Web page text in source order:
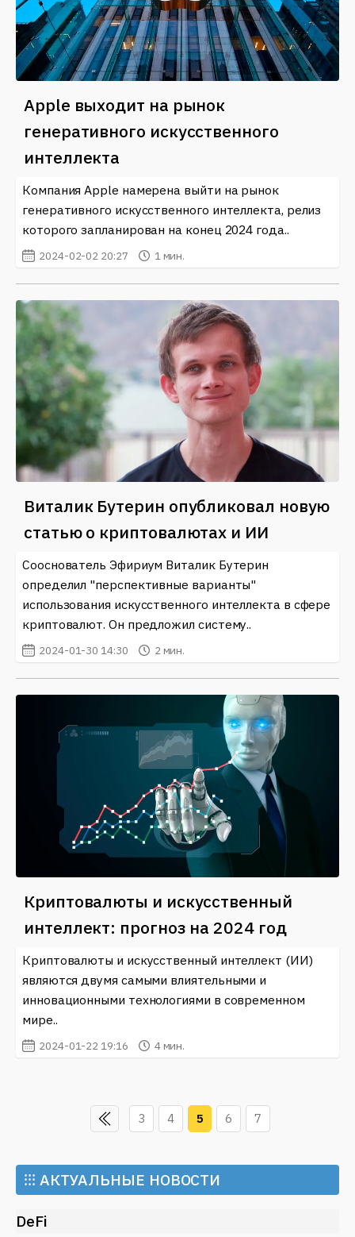
Apple выходит на рынок
генеративного искусственного
интеллекта
Компания Apple намерена выйти на рынок
генеративного искусственного интеллекта, релиз
которого запланирован на конец 2024 года..
2024-02-02 20:27 1 мин.
Виталик Бутерин опубликовал новую
статью о криптовалютах и ИИ
Сооснователь Эфириум Виталик Бутерин
определил "перспективные варианты"
использования искусственного интеллекта в сфере
криптовалют. Он предложил систему..
2024-01-30 14:30 2 мин.
Криптовалюты и искусственный
интеллект: прогноз на 2024 год
Криптовалюты и искусственный интеллект (ИИ)
являются двумя самыми влиятельными и
инновационными технологиями в современном
мире..
2024-01-22 19:16 4 мин.
3 4 5 6 7
⁝⁝⁝ АКТУАЛЬНЫЕ НОВОСТИ
DeFi